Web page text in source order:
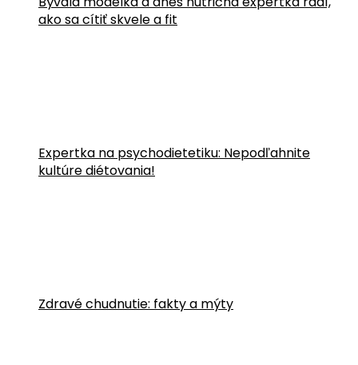
ako sa cítiť skvele a fit
Expertka na psychodietetiku: Nepodľahnite
kultúre diétovania!
Zdravé chudnutie: fakty a mýty